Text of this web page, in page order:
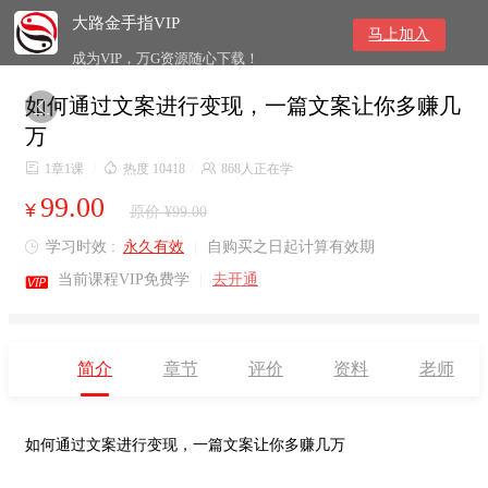
大路金手指VIP
成为VIP，万G资源随心下载！
马上加入

如何通过文案进行变现，一篇文案让你多赚几
万
 1章1课  热度 10418  868人正在学
¥ 99.00 原价 ¥99.00
 学习时效 : 永久有效 自购买之日起计算有效期
 当前课程VIP免费学 去开通
简介 章节 评价 资料 老师
如何通过文案进行变现，一篇文案让你多赚几万